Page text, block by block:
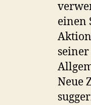
einen
Neue